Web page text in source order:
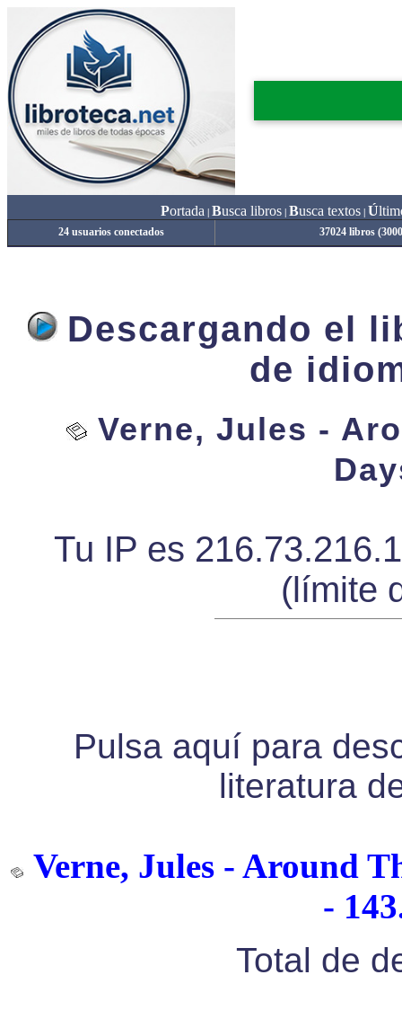
Portada Busca libros| Busca textos| Ú
24 usuarios conectados 37024 libros
Descargando el
de
Verne, Jules -
Tu IP es
(límite
Pulsa aquí para
literatura
Verne, Jules - Around
-
Total de